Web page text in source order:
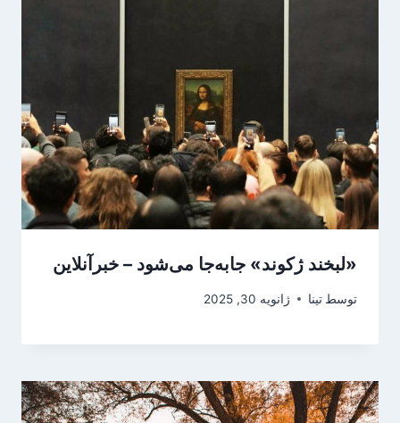
«لبخند ژکوند» جابه‌جا می‌شود – خبرآنلاین
توسط تینا ژانویه 30, 2025